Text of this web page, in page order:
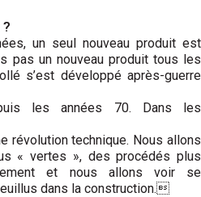
un seul nouveau produit est
pas un nouveau produit tous les
s’est développé après-guerre
les années 70. Dans les
révolution technique. Nous allons
« vertes », des procédés plus
et nous allons voir se
dans la construction.